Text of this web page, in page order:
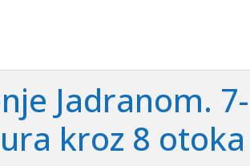
Jadranom. 7-
kroz 8 otoka